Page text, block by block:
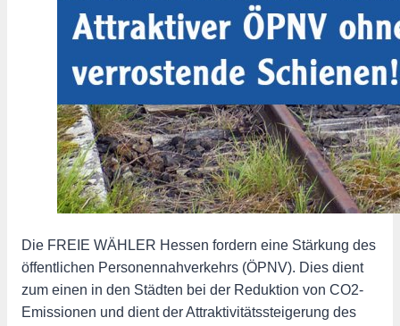
Die FREIE WÄHLER Hessen fordern eine Stärkung des
öffentlichen Personennahverkehrs (ÖPNV). Dies dient
zum einen in den Städten bei der Reduktion von CO2-
Emissionen und dient der Attraktivitätssteigerung des